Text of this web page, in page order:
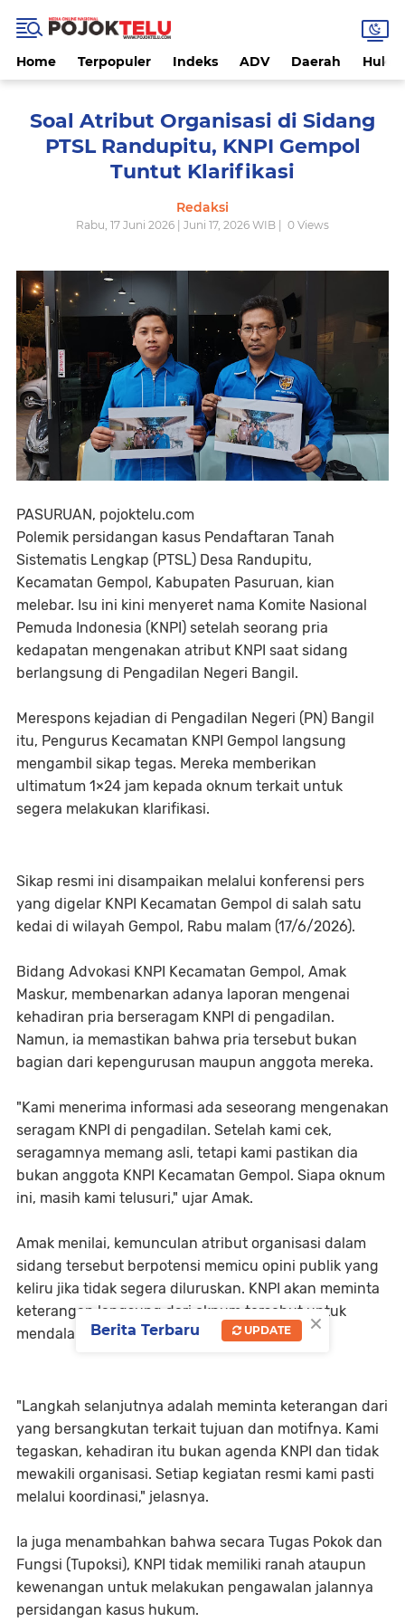
Home Terpopuler Indeks ADV Daerah
Soal Atribut Organisasi di Sidang
PTSL Randupitu, KNPI Gempol
Tuntut Klarifikasi
Redaksi
Rabu, 17 Juni 2026 | Juni 17, 2026 WIB | 0 Views
PASURUAN, pojoktelu.com
Polemik persidangan kasus Pendaftaran Tanah
Sistematis Lengkap (PTSL) Desa Randupitu,
Kecamatan Gempol, Kabupaten Pasuruan, kian
melebar. Isu ini kini menyeret nama Komite Nasional
Pemuda Indonesia (KNPI) setelah seorang pria
kedapatan mengenakan atribut KNPI saat sidang
berlangsung di Pengadilan Negeri Bangil.
Merespons kejadian di Pengadilan Negeri (PN) Bangil
itu, Pengurus Kecamatan KNPI Gempol langsung
mengambil sikap tegas. Mereka memberikan
ultimatum 1×24 jam kepada oknum terkait untuk
segera melakukan klarifikasi.
Sikap resmi ini disampaikan melalui konferensi pers
yang digelar KNPI Kecamatan Gempol di salah satu
kedai di wilayah Gempol, Rabu malam (17/6/2026).
Bidang Advokasi KNPI Kecamatan Gempol, Amak
Maskur, membenarkan adanya laporan mengenai
kehadiran pria berseragam KNPI di pengadilan.
Namun, ia memastikan bahwa pria tersebut bukan
bagian dari kepengurusan maupun anggota mereka.
"Kami menerima informasi ada seseorang mengenakan
seragam KNPI di pengadilan. Setelah kami cek,
seragamnya memang asli, tetapi kami pastikan dia
bukan anggota KNPI Kecamatan Gempol. Siapa oknum
ini, masih kami telusuri," ujar Amak.
Amak menilai, kemunculan atribut organisasi dalam
sidang tersebut berpotensi memicu opini publik yang
keliru jika tidak segera diluruskan. KNPI akan meminta
keterangan langsung dari oknum tersebut untuk
mendalami motif kedatangannya.
"Langkah selanjutnya adalah meminta keterangan dari
yang bersangkutan terkait tujuan dan motifnya. Kami
tegaskan, kehadiran itu bukan agenda KNPI dan tidak
mewakili organisasi. Setiap kegiatan resmi kami pasti
melalui koordinasi," jelasnya.
Ia juga menambahkan bahwa secara Tugas Pokok dan
Fungsi (Tupoksi), KNPI tidak memiliki ranah ataupun
kewenangan untuk melakukan pengawalan jalannya
persidangan kasus hukum.
×
Berita Terbaru UPDATE